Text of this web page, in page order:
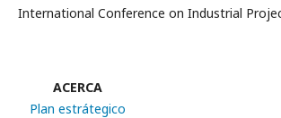
International Conference on Industrial
ACERCA
Plan estrátegico